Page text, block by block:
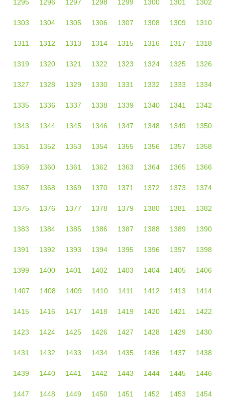
1295 1296 1297 1298 1299 1300 1301 1302
1303 1304 1305 1306 1307 1308 1309 1310
1311 1312 1313 1314 1315 1316 1317 1318
1319 1320 1321 1322 1323 1324 1325 1326
1327 1328 1329 1330 1331 1332 1333 1334
1335 1336 1337 1338 1339 1340 1341 1342
1343 1344 1345 1346 1347 1348 1349 1350
1351 1352 1353 1354 1355 1356 1357 1358
1359 1360 1361 1362 1363 1364 1365 1366
1367 1368 1369 1370 1371 1372 1373 1374
1375 1376 1377 1378 1379 1380 1381 1382
1383 1384 1385 1386 1387 1388 1389 1390
1391 1392 1393 1394 1395 1396 1397 1398
1399 1400 1401 1402 1403 1404 1405 1406
1407 1408 1409 1410 1411 1412 1413 1414
1415 1416 1417 1418 1419 1420 1421 1422
1423 1424 1425 1426 1427 1428 1429 1430
1431 1432 1433 1434 1435 1436 1437 1438
1439 1440 1441 1442 1443 1444 1445 1446
1447 1448 1449 1450 1451 1452 1453 1454